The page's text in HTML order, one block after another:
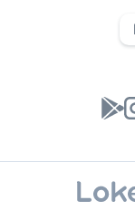
Lowongan